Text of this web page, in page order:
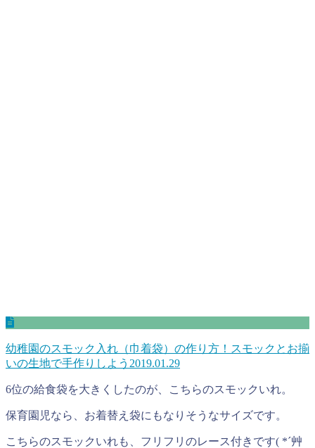
幼稚園のスモック入れ（巾着袋）の作り方！スモックとお揃
いの生地で手作りしよう 2019.01.29
6位の給食袋を大きくしたのが、こちらのスモックいれ。
保育園児なら、お着替え袋にもなりそうなサイズです。
こちらのスモックいれも、フリフリのレース付きです( *´艸